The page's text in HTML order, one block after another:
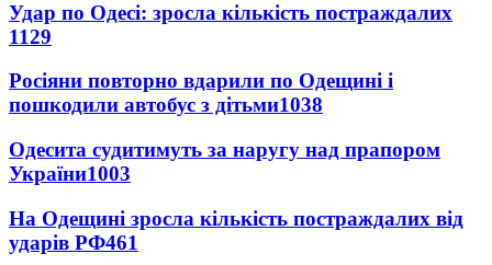
Удар по Одесі: зросла кількість постраждалих
1129
Росіяни повторно вдарили по Одещині і
пошкодили автобус з дітьми1038
Одесита судитимуть за наругу над прапором
України1003
На Одещині зросла кількість постраждалих від
ударів РФ461